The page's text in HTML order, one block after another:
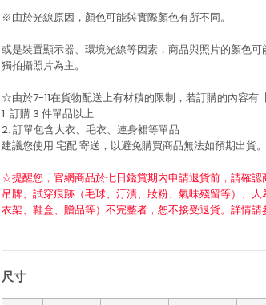
※由於光線原因，顏色可能與實際顏色有所不同。
或是裝置顯示器、環境光線等因素，商品與照片的顏色
獨拍攝照片為主。
☆由於7-11在貨物配送上有材積的限制，若訂購的內容有
1. 訂購 3 件單品以上
2. 訂單包含大衣、毛衣、連身裙等單品
建議您使用 宅配寄送，以避免購買商品無法如預期出貨。
☆提醒您，官網商品於七日鑑賞期內申請退貨前，請確
吊牌、試穿痕跡（毛球、汙漬、妝粉、氣味殘留等）、人
衣架、鞋盒、贈品等）不完整者，恕不接受退貨。詳情請
尺寸